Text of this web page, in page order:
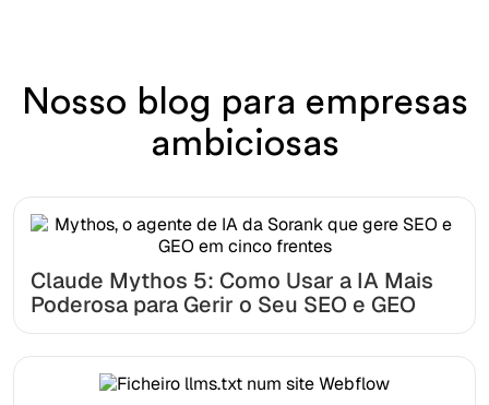
Nosso blog para empresas
ambiciosas
Claude Mythos 5: Como Usar a IA Mais
Poderosa para Gerir o Seu SEO e GEO